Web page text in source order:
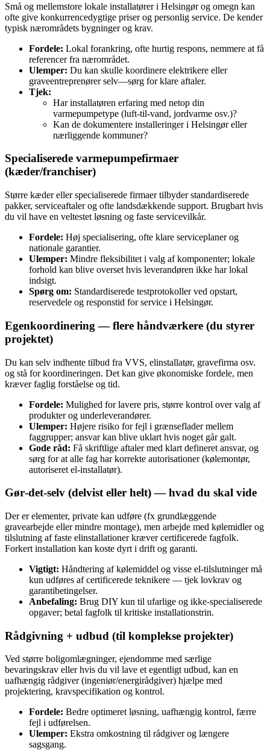
Små og mellemstore lokale installatører i Helsingør og omegn kan
ofte give konkurrencedygtige priser og personlig service. De kender
typisk nærområdets bygninger og krav.
Fordele: Lokal forankring, ofte hurtig respons, nemmere at få
referencer fra nærområdet.
Ulemper: Du kan skulle koordinere elektrikere eller
graveentreprenører selv—sørg for klare aftaler.
Tjek:
Har installatøren erfaring med netop din
varmepumpetype (luft‑til‑vand, jordvarme osv.)?
Kan de dokumentere installeringer i Helsingør eller
nærliggende kommuner?
Specialiserede varmepumpefirmaer
(kæder/franchiser)
Større kæder eller specialiserede firmaer tilbyder standardiserede
pakker, serviceaftaler og ofte landsdækkende support. Brugbart hvis
du vil have en veltestet løsning og faste servicevilkår.
Fordele: Høj specialisering, ofte klare serviceplaner og
nationale garantier.
Ulemper: Mindre fleksibilitet i valg af komponenter; lokale
forhold kan blive overset hvis leverandøren ikke har lokal
indsigt.
Spørg om: Standardiserede testprotokoller ved opstart,
reservedele og responstid for service i Helsingør.
Egenkoordinering — flere håndværkere (du styrer
projektet)
Du kan selv indhente tilbud fra VVS, elinstallatør, gravefirma osv.
og stå for koordineringen. Det kan give økonomiske fordele, men
kræver faglig forståelse og tid.
Fordele: Mulighed for lavere pris, større kontrol over valg af
produkter og underleverandører.
Ulemper: Højere risiko for fejl i grænseflader mellem
faggrupper; ansvar kan blive uklart hvis noget går galt.
Gode råd: Få skriftlige aftaler med klart defineret ansvar, og
sørg for at alle fag har korrekte autorisationer (kølemontør,
autoriseret el‑installatør).
Gør‑det‑selv (delvist eller helt) — hvad du skal vide
Der er elementer, private kan udføre (fx grundlæggende
gravearbejde eller mindre montage), men arbejde med kølemidler og
tilslutning af faste elinstallationer kræver certificerede fagfolk.
Forkert installation kan koste dyrt i drift og garanti.
Vigtigt: Håndtering af kølemiddel og visse el‑tilslutninger må
kun udføres af certificerede teknikere — tjek lovkrav og
garantibetingelser.
Anbefaling: Brug DIY kun til ufarlige og ikke‑specialiserede
opgaver; betal fagfolk til kritiske installationstrin.
Rådgivning + udbud (til komplekse projekter)
Ved større boligomlægninger, ejendomme med særlige
bevaringskrav eller hvis du vil lave et egentligt udbud, kan en
uafhængig rådgiver (ingeniør/energirådgiver) hjælpe med
projektering, kravspecifikation og kontrol.
Fordele: Bedre optimeret løsning, uafhængig kontrol, færre
fejl i udførelsen.
Ulemper: Ekstra omkostning til rådgiver og længere
sagsgang.